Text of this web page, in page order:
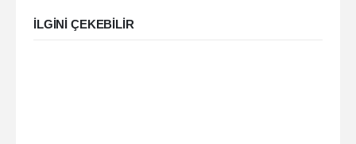
ILGINI ÇEKEBILIR